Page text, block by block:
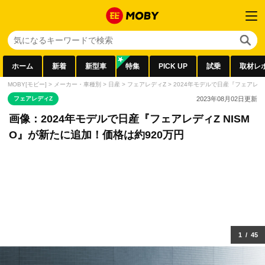
ホーム 新着 新型車 特集 PICK UP 試乗 取材レ
MOBY[モビー] > メーカー・車種別 > 日産 > フェアレディZ > 2024年モデルで日産『フェアレ
フェアレディZ 2023年08月02日更新
画像：2024年モデルで日産『フェアレディZ NISM
O』が新たに追加！価格は約920万円
1 / 45